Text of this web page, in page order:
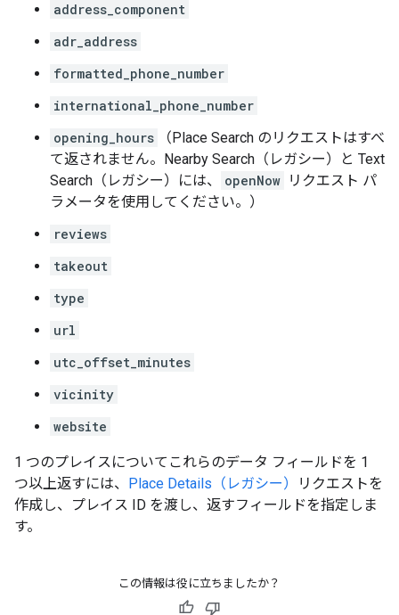
address_component
adr_address
formatted_phone_number
international_phone_number
opening_hours
（Place Search のリクエストはすべ
て返されません。Nearby Search（レガシー）と Text
Search（レガシー）には、
openNow リクエスト パ
ラメータを使用してください。）
reviews
takeout
type
url
utc_offset_minutes
vicinity
website
1 つのプレイスについてこれらのデータ フィールドを 1
つ以上返すには、 Place Details（レガシー）
リクエストを
作成し、プレイス ID を渡し、返すフィールドを指定しま
す。
この情報は役に立ちましたか？